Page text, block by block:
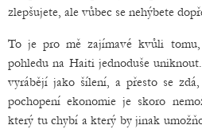
zlepšujete, ale vůbec se nehýbete
To je pro mě zajímavé kvůli
pohledu na Haiti jednoduše
vyrábějí jako šílení, a přesto se
pochopení ekonomie je skoro
který tu chybí a který by jinak